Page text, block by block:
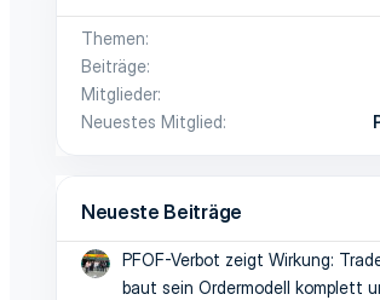
Themen
Beiträge
Mitglieder
Neuestes Mitglied
Neueste Beiträge
PFOF-Verbot zeigt Wirkung:
baut sein Ordermodell komplett